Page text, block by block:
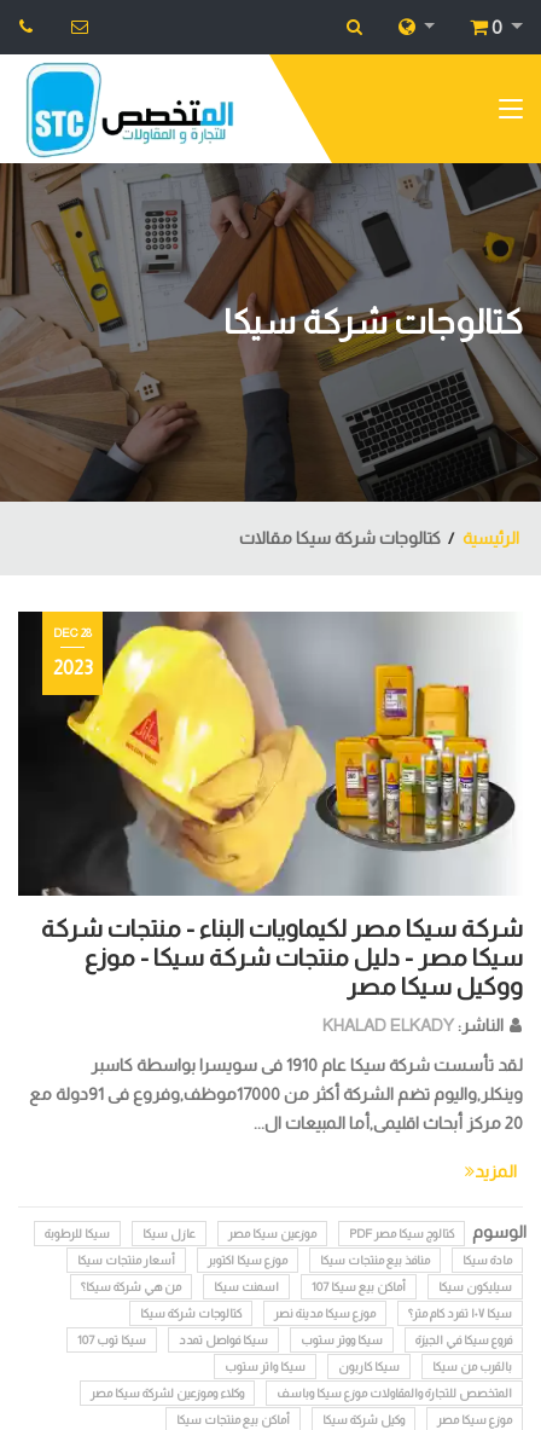
0
كتالوجات شركة سيكا
الرئيسية كتالوجات شركة سيكا مقالات
شركة سيكا مصر لكيماويات البناء - منتجات شركة
سيكا مصر - دليل منتجات شركة سيكا - موزع
ووكيل سيكا مصر
28 DEC
2023
الناشر: KHALAD ELKADY
لقد تأسست شركة سيكا عام 1910 فى سويسرا بواسطة كاسبر
وينكلر,واليوم تضم الشركة أكثر من 17000موظف,وفروع فى 91دولة مع
20 مركز أبحاث اقليمى,أما المبيعات ال...
المزيد
الوسوم كتالوج سيكا مصر PDF موزعين سيكا مصر عازل سيكا
سيكا للرطوبة
مادة سيكا
منافذ بيع منتجات سيكا موزع سيكا اكتوبر
أسعار منتجات سيكا
سيليكون سيكا
أماكن بيع سيكا 107 اسمنت سيكا
من هي شركة سيكا؟
سيكا ١٠٧ تفرد كام متر؟
موزع سيكا مدينة نصر
كتالوجات شركة سيكا
فروع سيكا في الجيزة
سيكا ووتر ستوب سيكا فواصل تمدد
سيكا توب 107
بالقرب من سيكا
سيكا كاربون
سيكا واتر ستوب
المتخصص للتجارة والمقاولات موزع سيكا وباسف
وكلاء وموزعين لشركة سيكا مصر
موزع سيكا مصر
وكيل شركة سيكا
أماكن بيع منتجات سيكا